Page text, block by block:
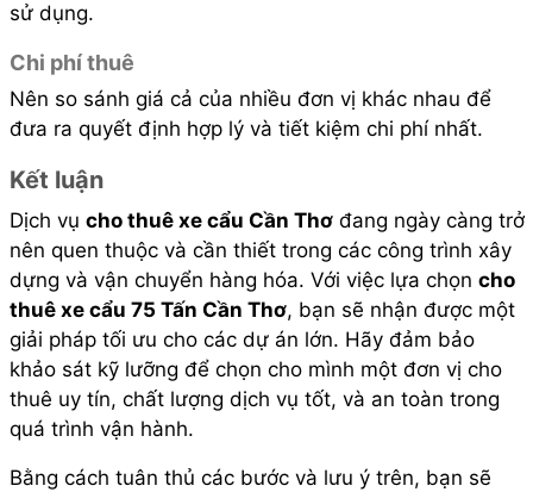
sử dụng.
Chi phí thuê
Nên so sánh giá cả của nhiều đơn vị khác nhau để
đưa ra quyết định hợp lý và tiết kiệm chi phí nhất.
Kết luận
Dịch vụ cho thuê xe cẩu Cần Thơđang ngày càng trở
nên quen thuộc và cần thiết trong các công trình xây
dựng và vận chuyển hàng hóa. Với việc lựa chọn cho
thuê xe cẩu 75 Tấn Cần Thơ, bạn sẽ nhận được một
giải pháp tối ưu cho các dự án lớn. Hãy đảm bảo
khảo sát kỹ lưỡng để chọn cho mình một đơn vị cho
thuê uy tín, chất lượng dịch vụ tốt, và an toàn trong
quá trình vận hành.
Bằng cách tuân thủ các bước và lưu ý trên, bạn sẽ